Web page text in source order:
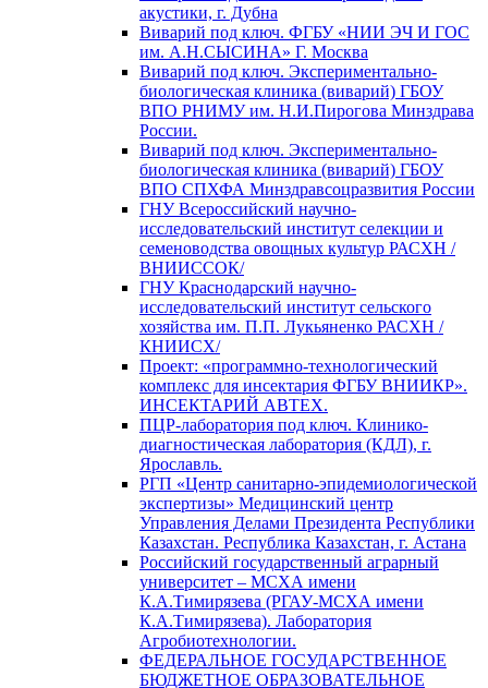
акустики, г. Дубна
Виварий под ключ. ФГБУ «НИИ ЭЧ И ГОС
им. А.Н.СЫСИНА» Г. Москва
Виварий под ключ. Экспериментально-
биологическая клиника (виварий) ГБОУ
ВПО РНИМУ им. Н.И.Пирогова Минздрава
России.
Виварий под ключ. Экспериментально-
биологическая клиника (виварий) ГБОУ
ВПО СПХФА Минздравсоцразвития России
ГНУ Всероссийский научно-
исследовательский институт селекции и
семеноводства овощных культур РАСХН /
ВНИИССОК/
ГНУ Краснодарский научно-
исследовательский институт сельского
хозяйства им. П.П. Лукьяненко РАСХН /
КНИИСХ/
Проект: «программно-технологический
комплекс для инсектария ФГБУ ВНИИКР».
ИНСЕКТАРИЙ АВТЕХ.
ПЦР-лаборатория под ключ. Клинико-
диагностическая лаборатория (КДЛ), г.
Ярославль.
РГП «Центр санитарно-эпидемиологической
экспертизы» Медицинский центр
Управления Делами Президента Республики
Казахстан. Республика Казахстан, г. Астана
Российский государственный аграрный
университет – МСХА имени
К.А.Тимирязева (РГАУ-МСХА имени
К.А.Тимирязева). Лаборатория
Агробиотехнологии.
ФЕДЕРАЛЬНОЕ ГОСУДАРСТВЕННОЕ
БЮДЖЕТНОЕ ОБРАЗОВАТЕЛЬНОЕ